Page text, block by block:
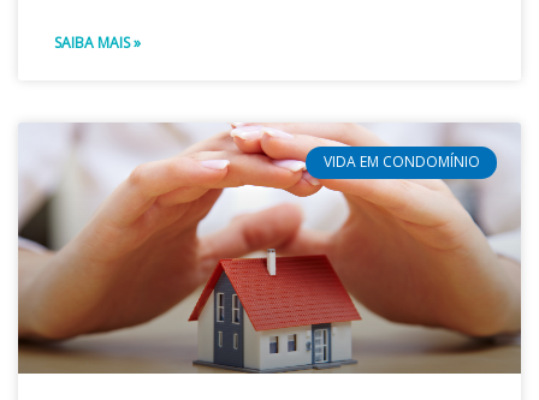
SAIBA MAIS »
VIDA EM CONDOMÍNIO